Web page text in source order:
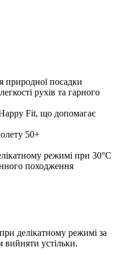
природної посадки
рухів та гарного
Fit, що допомагає
50+
режимі при 30°C
походження
делікатному режимі за
вийняти устільки.